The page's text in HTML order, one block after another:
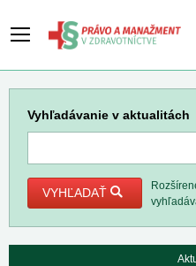
Vyhľadávanie v aktualitách
VYHĽADAŤ